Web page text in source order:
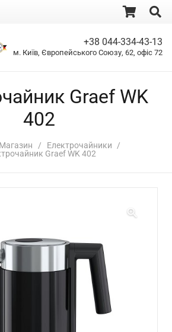
+38 044-334-43-13
м. Київ, Європейського Союзу, 62, офіс 72
Graef WK
402
Магазин / Електрочайники /
Graef WK 402